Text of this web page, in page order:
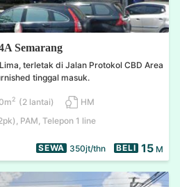
SEWA 350jt/thn BELI 15 M
Semarang
terletak di Jalan Protokol CBD Area
tinggal masuk.
2 (2 lantai)
HM
PAM, Telepon 1 line